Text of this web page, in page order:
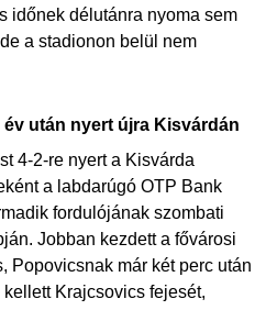
időnek délutánra nyoma sem
a stadionon belül nem
után nyert újra Kisvárdán
4-2-re nyert a Kisvárda
a labdarúgó OTP Bank
fordulójának szombati
Jobban kezdett a fővárosi
Popovicsnak már két perc után
Krajcsovics fejesét,